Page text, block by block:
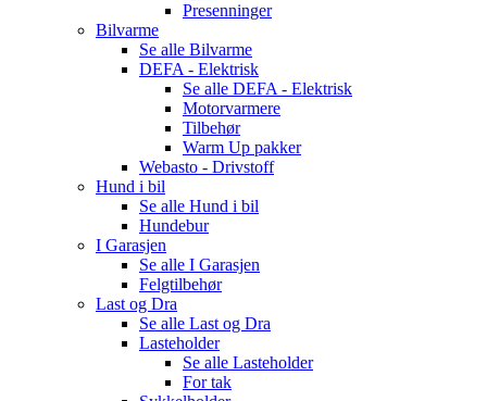
Presenninger
Bilvarme
Se alle Bilvarme
DEFA - Elektrisk
Se alle DEFA - Elektrisk
Motorvarmere
Tilbehør
Warm Up pakker
Webasto - Drivstoff
Hund i bil
Se alle Hund i bil
Hundebur
I Garasjen
Se alle I Garasjen
Felgtilbehør
Last og Dra
Se alle Last og Dra
Lasteholder
Se alle Lasteholder
For tak